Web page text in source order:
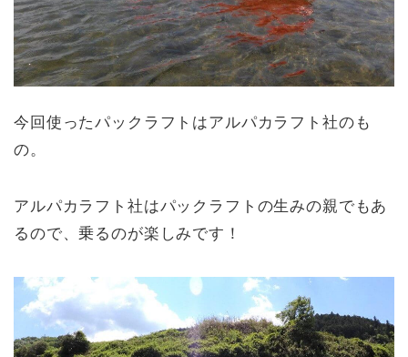
今回使ったパックラフトはアルパカラフト社のも
の。
アルパカラフト社はパックラフトの生みの親でもあ
るので、乗るのが楽しみです！